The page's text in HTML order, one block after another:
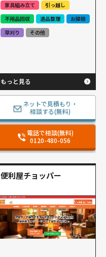
家具組み立て
引っ越し
不用品回収
遺品整理
お掃除
草刈り
その他
もっと見る
ネットで見積もり・
相談する(無料)
電話で相談(無料)
0120-480-056
便利屋チョッパー